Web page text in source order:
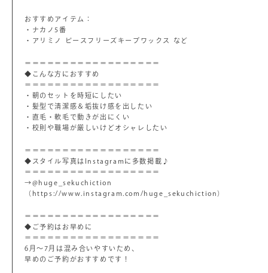
おすすめアイテム：
・ナカノ5番
・アリミノ ピースフリーズキープワックス など
＝＝＝＝＝＝＝＝＝＝＝＝＝＝＝＝＝＝
◆こんな方におすすめ
＝＝＝＝＝＝＝＝＝＝＝＝＝＝＝＝＝＝
・朝のセットを時短にしたい
・髪型で清潔感＆垢抜け感を出したい
・直毛・軟毛で動きが出にくい
・校則や職場が厳しいけどオシャレしたい
＝＝＝＝＝＝＝＝＝＝＝＝＝＝＝＝＝＝
◆スタイル写真はInstagramに多数掲載♪
＝＝＝＝＝＝＝＝＝＝＝＝＝＝＝＝＝＝
→@huge_sekuchiction
（https://www.instagram.com/huge_sekuchiction）
＝＝＝＝＝＝＝＝＝＝＝＝＝＝＝＝＝＝
◆ご予約はお早めに
＝＝＝＝＝＝＝＝＝＝＝＝＝＝＝＝＝＝
6月～7月は混み合いやすいため、
早めのご予約がおすすめです！